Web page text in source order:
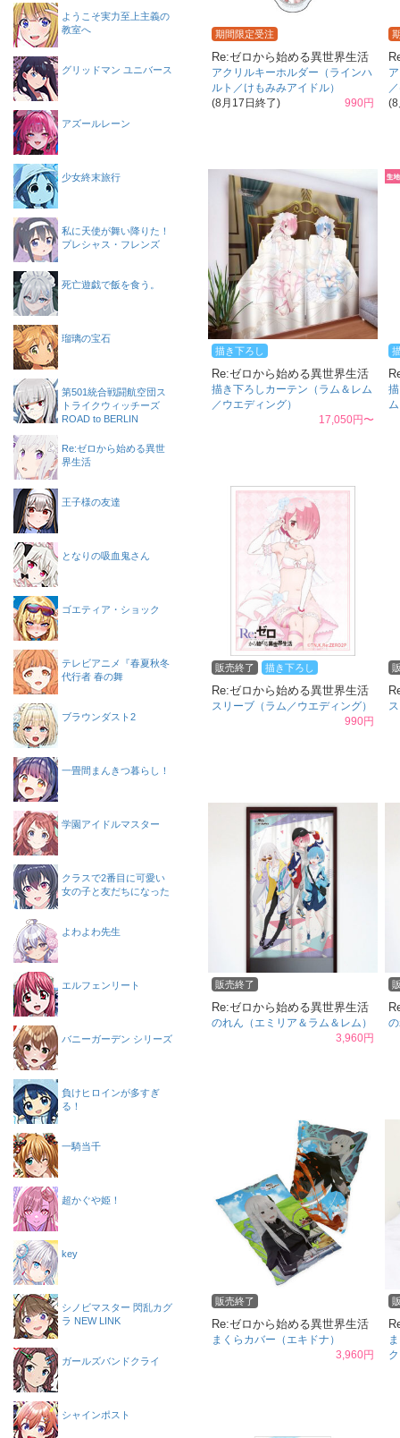
期間限定受注
Re:ゼロから始める異世界生活
アクリルキーホルダー（ラインハ
ルト／けもみみアイドル）
(8月17日終了)
990円
(8
描き下ろし
Re:ゼロから始める異世界生活
描き下ろしカーテン（ラム＆レム
／ウエディング）
17,050円〜
販売終了 描き下ろし
Re:ゼロから始める異世界生活
スリーブ（ラム／ウエディング）
990円
販売終了
Re:ゼロから始める異世界生活
のれん（エミリア＆ラム＆レム）
3,960円
販売終了
Re:ゼロから始める異世界生活
まくらカバー（エキドナ）
3,960円
ようこそ実力至上主義の
教室へ
グリッドマン ユニバース
アズールレーン
少女終末旅行
私に天使が舞い降りた！
プレシャス・フレンズ
死亡遊戯で飯を食う。
瑠璃の宝石
第501統合戦闘航空団ス
トライクウィッチーズ
ROAD to BERLIN
Re:ゼロから始める異世
界生活
王子様の友達
となりの吸血鬼さん
ゴエティア・ショック
テレビアニメ『春夏秋冬
代行者 春の舞
ブラウンダスト2
一畳間まんきつ暮らし！
学園アイドルマスター
クラスで2番目に可愛い
女の子と友だちになった
よわよわ先生
エルフェンリート
バニーガーデン シリーズ
負けヒロインが多すぎ
る！
一騎当千
超かぐや姫！
key
シノビマスター 閃乱カグ
ラ NEW LINK
ガールズバンドクライ
シャインポスト